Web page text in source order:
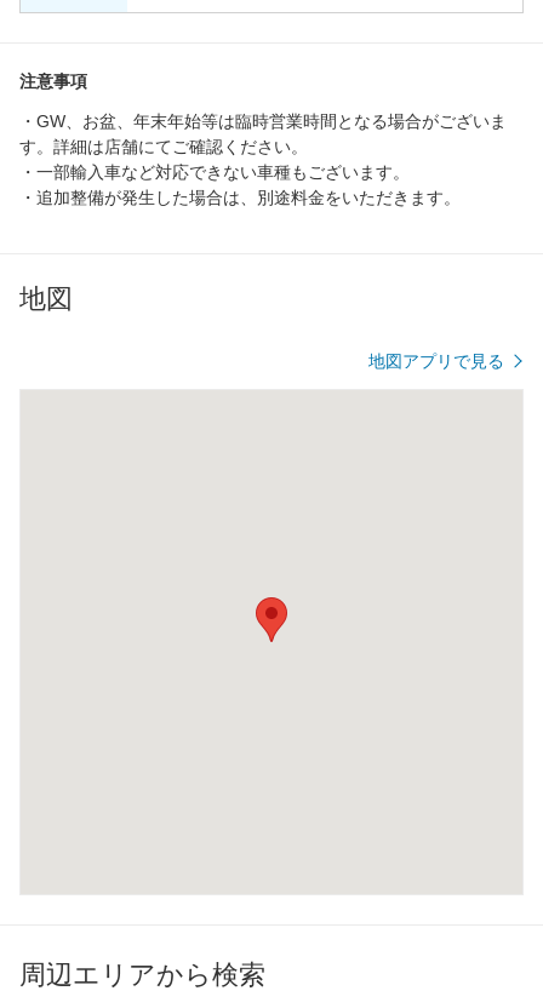
注意事項
・GW、お盆、年末年始等は臨時営業時間となる場合がございま
す。詳細は店舗にてご確認ください。
・一部輸入車など対応できない車種もございます。
・追加整備が発生した場合は、別途料金をいただきます。
地図
地図アプリで見る
周辺エリアから検索